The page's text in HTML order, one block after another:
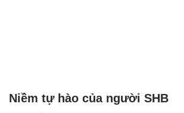
Niềm tự hào của người SHB